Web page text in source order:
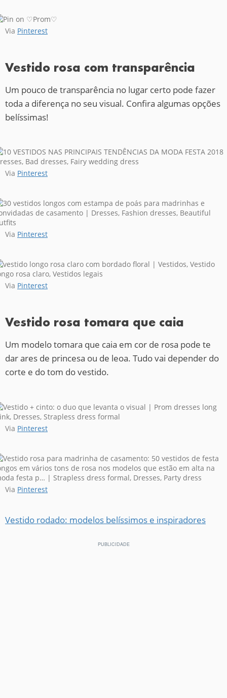
Via Pinterest
Vestido rosa com transparência
Um pouco de transparência no lugar certo pode fazer
toda a diferença no seu visual. Confira algumas opções
belíssimas!
Via Pinterest
Via Pinterest
Via Pinterest
Vestido rosa tomara que caia
Um modelo tomara que caia em cor de rosa pode te
dar ares de princesa ou de leoa. Tudo vai depender do
corte e do tom do vestido.
Via Pinterest
Via Pinterest
Vestido rodado: modelos belíssimos e inspiradores